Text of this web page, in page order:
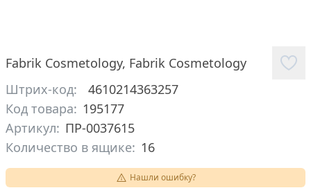
Fabrik Cosmetology, Fabrik Cosmetology
Штрих-код:
4610214363257
Код товара: 195177
Артикул: ПР-0037615
Количество в ящике: 16
Нашли ошибку?